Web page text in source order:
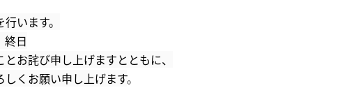
います。
日
お詫び申し上げますとともに、
くお願い申し上げます。